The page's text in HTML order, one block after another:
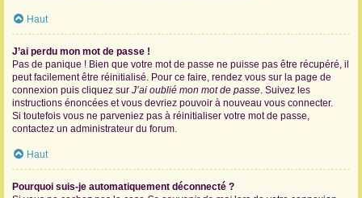
Haut
J’ai perdu mon mot de passe !
Pas de panique ! Bien que votre mot de passe ne puisse pas être récupéré, il
peut facilement être réinitialisé. Pour ce faire, rendez vous sur la page de
connexion puis cliquez sur J’ai oublié mon mot de passe. Suivez les
instructions énoncées et vous devriez pouvoir à nouveau vous connecter.
Si toutefois vous ne parveniez pas à réinitialiser votre mot de passe,
contactez un administrateur du forum.
Haut
Pourquoi suis-je automatiquement déconnecté ?